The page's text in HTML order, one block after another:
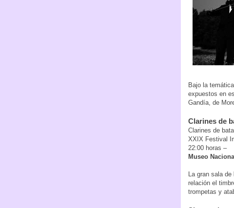
Bajo la
expuestos en
Gandía, de
Clarines de
Clarines de
XXIX Festival
22:00 horas –
Museo
La gran sala
relación el
trompetas y